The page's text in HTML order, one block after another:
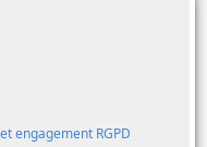
engagement RGPD